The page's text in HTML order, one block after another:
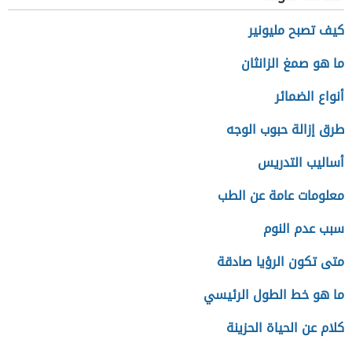
كيف تصبح مليونير
ما هو صمغ الزانثان
أنواع الضمائر
طرق إزالة حبوب الوجه
أساليب التدريس
معلومات عامة عن الطب
سبب عدم النوم
متى تكون الرؤيا صادقة
ما هو خط الطول الرئيسي
كلام عن الحياة الحزينة